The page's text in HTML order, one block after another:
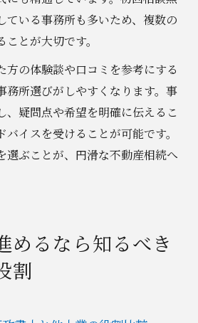
ている事務所も多いため、複数の
とが大切です。
方の体験談や口コミを参考にする
務所選びがしやすくなります。事
、疑問点や希望を明確に伝えるこ
イスを受けることが可能です。
選ぶことが、円滑な不動産相続へ
めるなら知るべき
割